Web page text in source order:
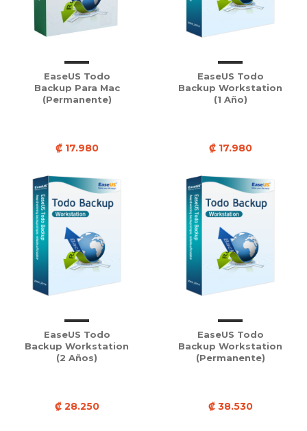
EaseUS Todo
Backup Para Mac
(Permanente)
₡ 17.980
EaseUS Todo
Backup Workstation
(1 Año)
₡ 17.980
EaseUS Todo
Backup Workstation
(2 Años)
₡ 28.250
EaseUS Todo
Backup Workstation
(Permanente)
₡ 38.530